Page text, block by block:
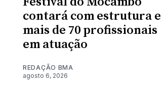
contará com estrutura e
mais de 70 profissionais
em atuação
REDAÇÃO BMA
agosto 6, 2026